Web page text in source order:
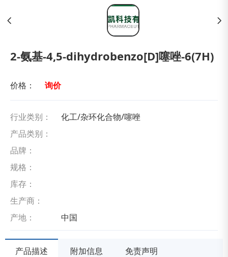
2-氨基-4,5-dihydrobenzo[D]噻唑-6(7H)
价格： 询价
行业类别：
化工/杂环化合物/噻唑
产品类别：
品牌：
规格：
库存：
生产商：
产地：
中国
产品描述 附加信息 免责声明